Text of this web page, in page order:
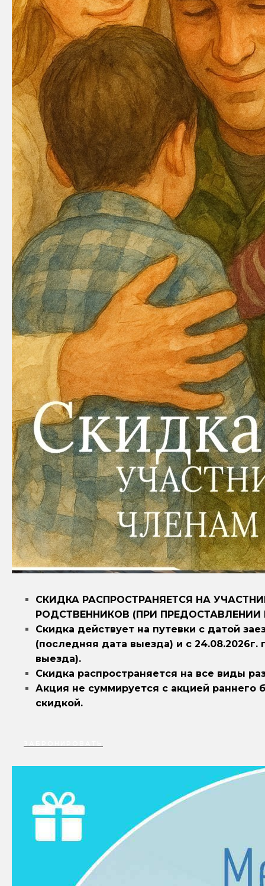
СКИДКА РАСПРОСТРАНЯЕТСЯ НА
РОДСТВЕННИКОВ (ПРИ
Скидка действует на путевки с датой
(последняя дата выезда) и с 24.08.2026г.
выезда).
Скидка распространяется на все виды
Акция не суммируется с акцией раннего
скидкой.